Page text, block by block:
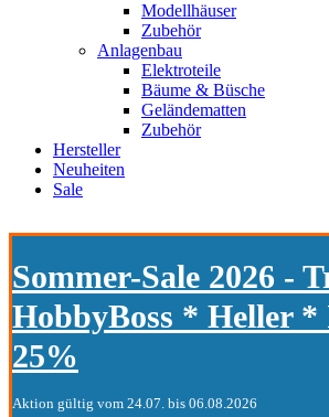
Modellhäuser
Zubehör
Anlagenbau
Elektroteile
Bäume & Büsche
Geländematten
Zubehör
Hersteller
Neuheiten
Sale
Sommer-Sale 2026 -
HobbyBoss * Heller
25%
Aktion gültig vom 24.07. bis 06.08.2026